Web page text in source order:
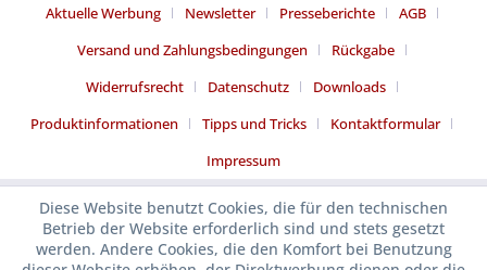
Aktuelle Werbung
Newsletter Presseberichte
AGB
Versand und Zahlungsbedingungen
Rückgabe
Widerrufsrecht
Datenschutz
Downloads
Produktinformationen
Tipps und Tricks
Kontaktformular
Impressum
Diese Website benutzt Cookies, die für den technischen
Betrieb der Website erforderlich sind und stets gesetzt
werden. Andere Cookies, die den Komfort bei Benutzung